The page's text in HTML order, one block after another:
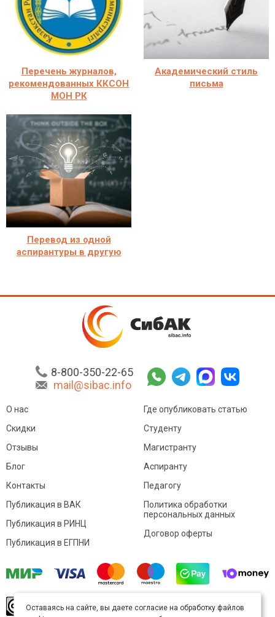
Перечень журналов,
рекомендованных ККСОН
МОН РК
Академический стиль
письма
Перевод из одной
аспирантуры в другую
8-800-350-22-65
mail@sibac.info
О нас
Скидки
Отзывы
Блог
Контакты
Где опубликовать статью
Студенту
Магистранту
Аспиранту
Педагогу
Публикация в ВАК
Публикация в РИНЦ
Публикация в ЕГПНИ
Политика обработки
персональных данных
Договор оферты
произведение доступно полицензии Creative
Оставаясь на сайте, вы даете согласие на обработку файлов